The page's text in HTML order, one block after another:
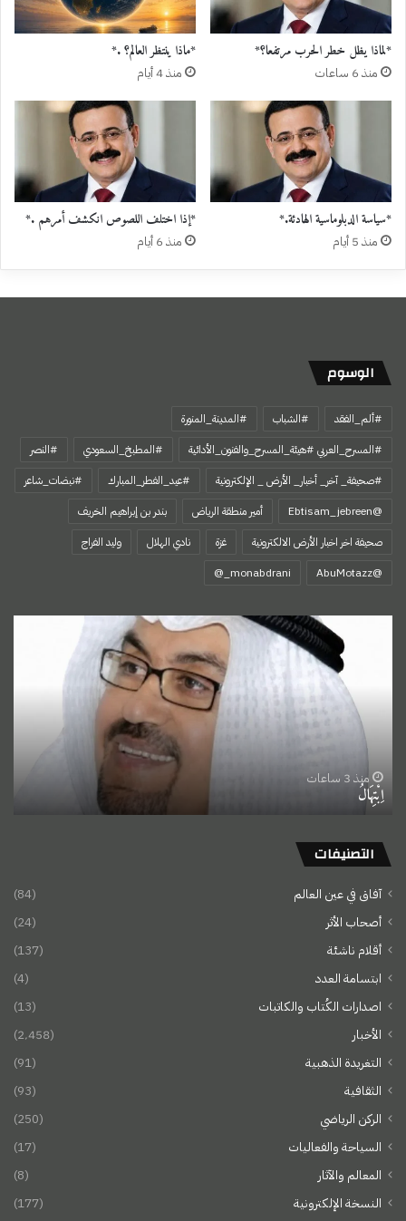
*لماذا يظل خطر الحرب مرتفعا؟*
منذ 6 ساعات
*ماذا ينتظر العالم؟ .*
منذ 4 أيام
*سياسة الدبلوماسية الهادئة.*
منذ 5 أيام
*إذا اختلف اللصوص انكشف أمرهم .*
منذ 6 أيام
الوسوم
#ألم_الفقد #الشباب
#المدينة_المنورة
#المسرح_العربي #هيئة_المسرح_والفنون_الأدائية
#المطبخ_السعودي
#النصر
#صحيفة_ آخر_ أخبار_ الأرض _ الإلكترونية
#عيد_الفطر_المبارك
#نبضات_شاعر
@Ebtisam_jebreen
أمير منطقة الرياض
بندر بن إبراهيم الخريف
صحيفة اخر اخبار الأرض الالكترونية
غزة نادي الهلال
وليد الفراج
‏@AbuMotazz
منذ 3 ساعات
اِبْتِهَالُ
التصنيفات
آفاق في عين العالم
(84)
أصحاب الأثر
(24)
أقلام ناشئة
(137)
ابتسامة العدد
(4)
اصدارات الكُتاب والكاتبات
(13)
الأخبار
(2٬458)
التغريدة الذهبية
(91)
الثقافية
(93)
الركن الرياضي
(250)
السياحة والفعاليات
(17)
المعالم والآثار
(8)
النسخة الإلكترونية
(177)